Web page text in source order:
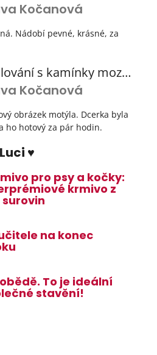
je 5 z 5 hvězdiček.
Kočanová
Nádobí pevné, krásné, za
GRAFIX Malování s kamínky mozaika diamantový obrázek 3 druhy
je 5 z 5 hvězdiček.
Kočanová
obrázek motýla. Dcerka byla
ho hotový za pár hodin.
♥
pro psy a kočky:
krmivo z
na konec
To je ideální
stavění!